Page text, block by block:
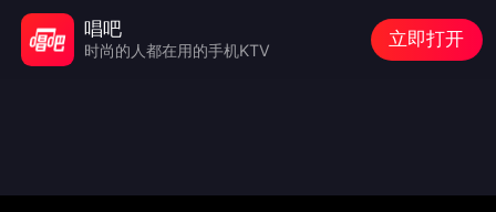
唱吧
时尚的人都在用的手机KTV
立即打开